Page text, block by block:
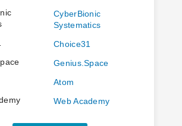
CyberBionic
Systematics
Choice31
Genius.Space
Atom
Web Academy